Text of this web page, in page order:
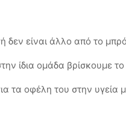
δεν είναι άλλο από το
ίδια ομάδα βρίσκουμε
τα οφέλη του στην υγεία